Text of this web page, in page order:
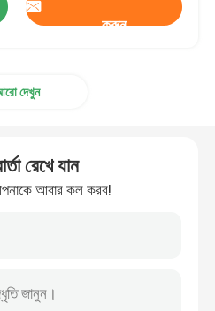
করুন
দেখুন
রেখে যান
আবার কল করব!